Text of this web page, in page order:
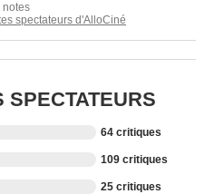
notes
spectateurs d'AlloCiné
SPECTATEURS
64 critiques
109 critiques
25 critiques